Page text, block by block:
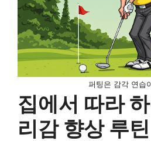
퍼팅은 감각 연습
집에서 따라
리감 향상 루틴